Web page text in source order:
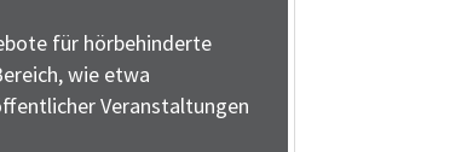
für hörbehinderte
wie etwa
Veranstaltungen